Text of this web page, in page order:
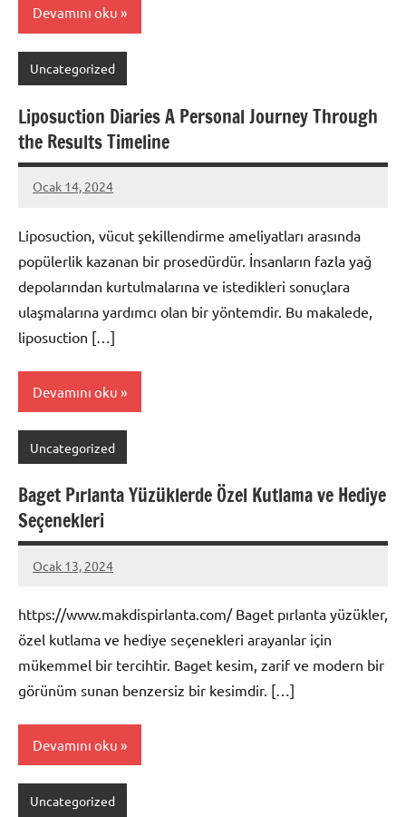
Devamını oku
Uncategorized
Liposuction Diaries A Personal Journey Through
the Results Timeline
Ocak 14, 2024
admin
Liposuction, vücut şekillendirme ameliyatları arasında
popülerlik kazanan bir prosedürdür. İnsanların fazla yağ
depolarından kurtulmalarına ve istedikleri sonuçlara
ulaşmalarına yardımcı olan bir yöntemdir. Bu makalede,
liposuction […]
Devamını oku
Uncategorized
Baget Pırlanta Yüzüklerde Özel Kutlama ve Hediye
Seçenekleri
Ocak 13, 2024
admin
https://www.makdispirlanta.com/ Baget pırlanta yüzükler,
özel kutlama ve hediye seçenekleri arayanlar için
mükemmel bir tercihtir. Baget kesim, zarif ve modern bir
görünüm sunan benzersiz bir kesimdir. […]
Devamını oku
Uncategorized